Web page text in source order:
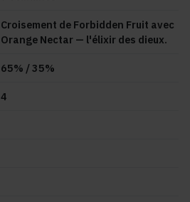
Croisement de Forbidden Fruit avec
Orange Nectar — l'élixir des dieux.
65% /35%
4